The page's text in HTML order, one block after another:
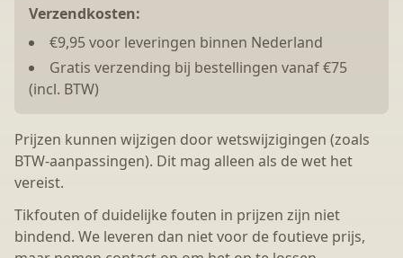
Verzendkosten:
€9,95 voor leveringen binnen Nederland
Gratis verzending bij bestellingen vanaf €75
(incl. BTW)
Prijzen kunnen wijzigen door wetswijzigingen (zoals
BTW-aanpassingen). Dit mag alleen als de wet het
vereist.
Tikfouten of duidelijke fouten in prijzen zijn niet
bindend. We leveren dan niet voor de foutieve prijs,